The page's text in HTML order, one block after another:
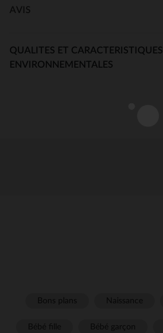
AVIS
QUALITES ET CARACTERISTIQUES
ENVIRONNEMENTALES